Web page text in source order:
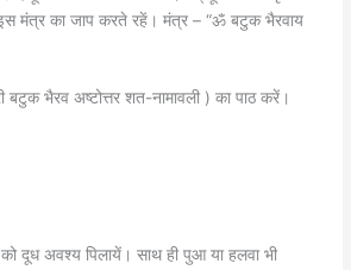
मंत्र का जाप करते रहें। मंत्र – “ॐ बटुक भैरवाय
भैरव अष्टोत्तर शत-नामावली ) का पाठ करें।
दूध अवश्य पिलायें। साथ ही पुआ या हलवा भी